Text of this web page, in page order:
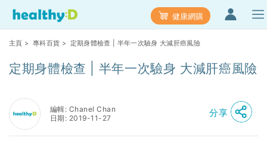
健康網購
主頁 > 專科百貨 > 定期身體檢查 | 半年一次驗身 大減肝癌風險
定期身體檢查 | 半年一次驗身 大減肝癌風險
編輯: Chanel Chan
日期: 2019-11-27
分享